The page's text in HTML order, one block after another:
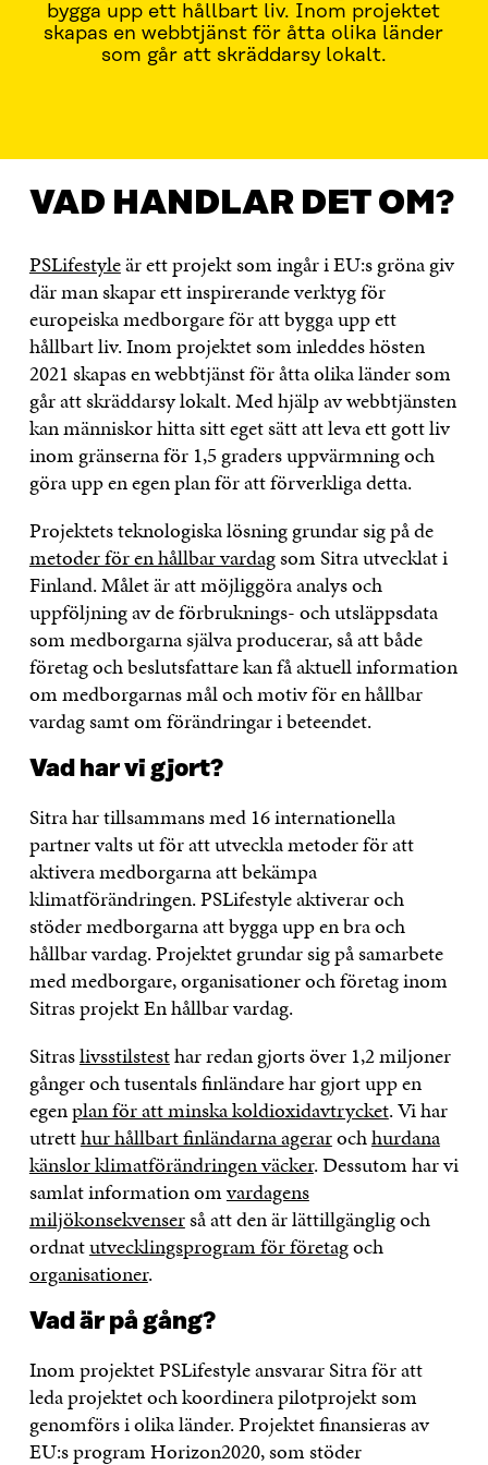
bygga upp ett hållbart liv. Inom projektet
skapas en webbtjänst för åtta olika länder
som går att skräddarsy lokalt.
VAD HANDLAR DET OM?
PSLifestyleär ett projekt som ingår i EU:s gröna giv
där man skapar ett inspirerande verktyg för
europeiska medborgare för att bygga upp ett
hållbart liv. Inom projektet som inleddes hösten
2021 skapas en webbtjänst för åtta olika länder som
går att skräddarsy lokalt. Med hjälp av webbtjänsten
kan människor hitta sitt eget sätt att leva ett gott liv
inom gränserna för 1,5 graders uppvärmning och
göra upp en egen plan för att förverkliga detta.
Projektets teknologiska lösning grundar sig på de
metoder för en hållbar vardagsom Sitra utvecklat i
Finland. Målet är att möjliggöra analys och
uppföljning av de förbruknings- och utsläppsdata
som medborgarna själva producerar, så att både
företag och beslutsfattare kan få aktuell information
om medborgarnas mål och motiv för en hållbar
vardag samt om förändringar i beteendet.
Vad har vi gjort?
Sitra har tillsammans med 16 internationella
partner valts ut för att utveckla metoder för att
aktivera medborgarna att bekämpa
klimatförändringen. PSLifestyle aktiverar och
stöder medborgarna att bygga upp en bra och
hållbar vardag. Projektet grundar sig på samarbete
med medborgare, organisationer och företag inom
Sitras projekt En hållbar vardag.
Sitraslivsstilstesthar redan gjorts över 1,2 miljoner
gånger och tusentals finländare har gjort upp en
egenplan för att minska koldioxidavtrycket. Vi har
utretthur hållbart finländarna agerarochhurdana
känslor klimatförändringen väcker. Dessutom har vi
samlat information omvardagens
miljökonsekvenserså att den är lättillgänglig och
ordnatutvecklingsprogram för företagoch
organisationer.
Vad är på gång?
Inom projektet PSLifestyle ansvarar Sitra för att
leda projektet och koordinera pilotprojekt som
genomförs i olika länder. Projektet finansieras av
EU:s program Horizon2020, som stöder